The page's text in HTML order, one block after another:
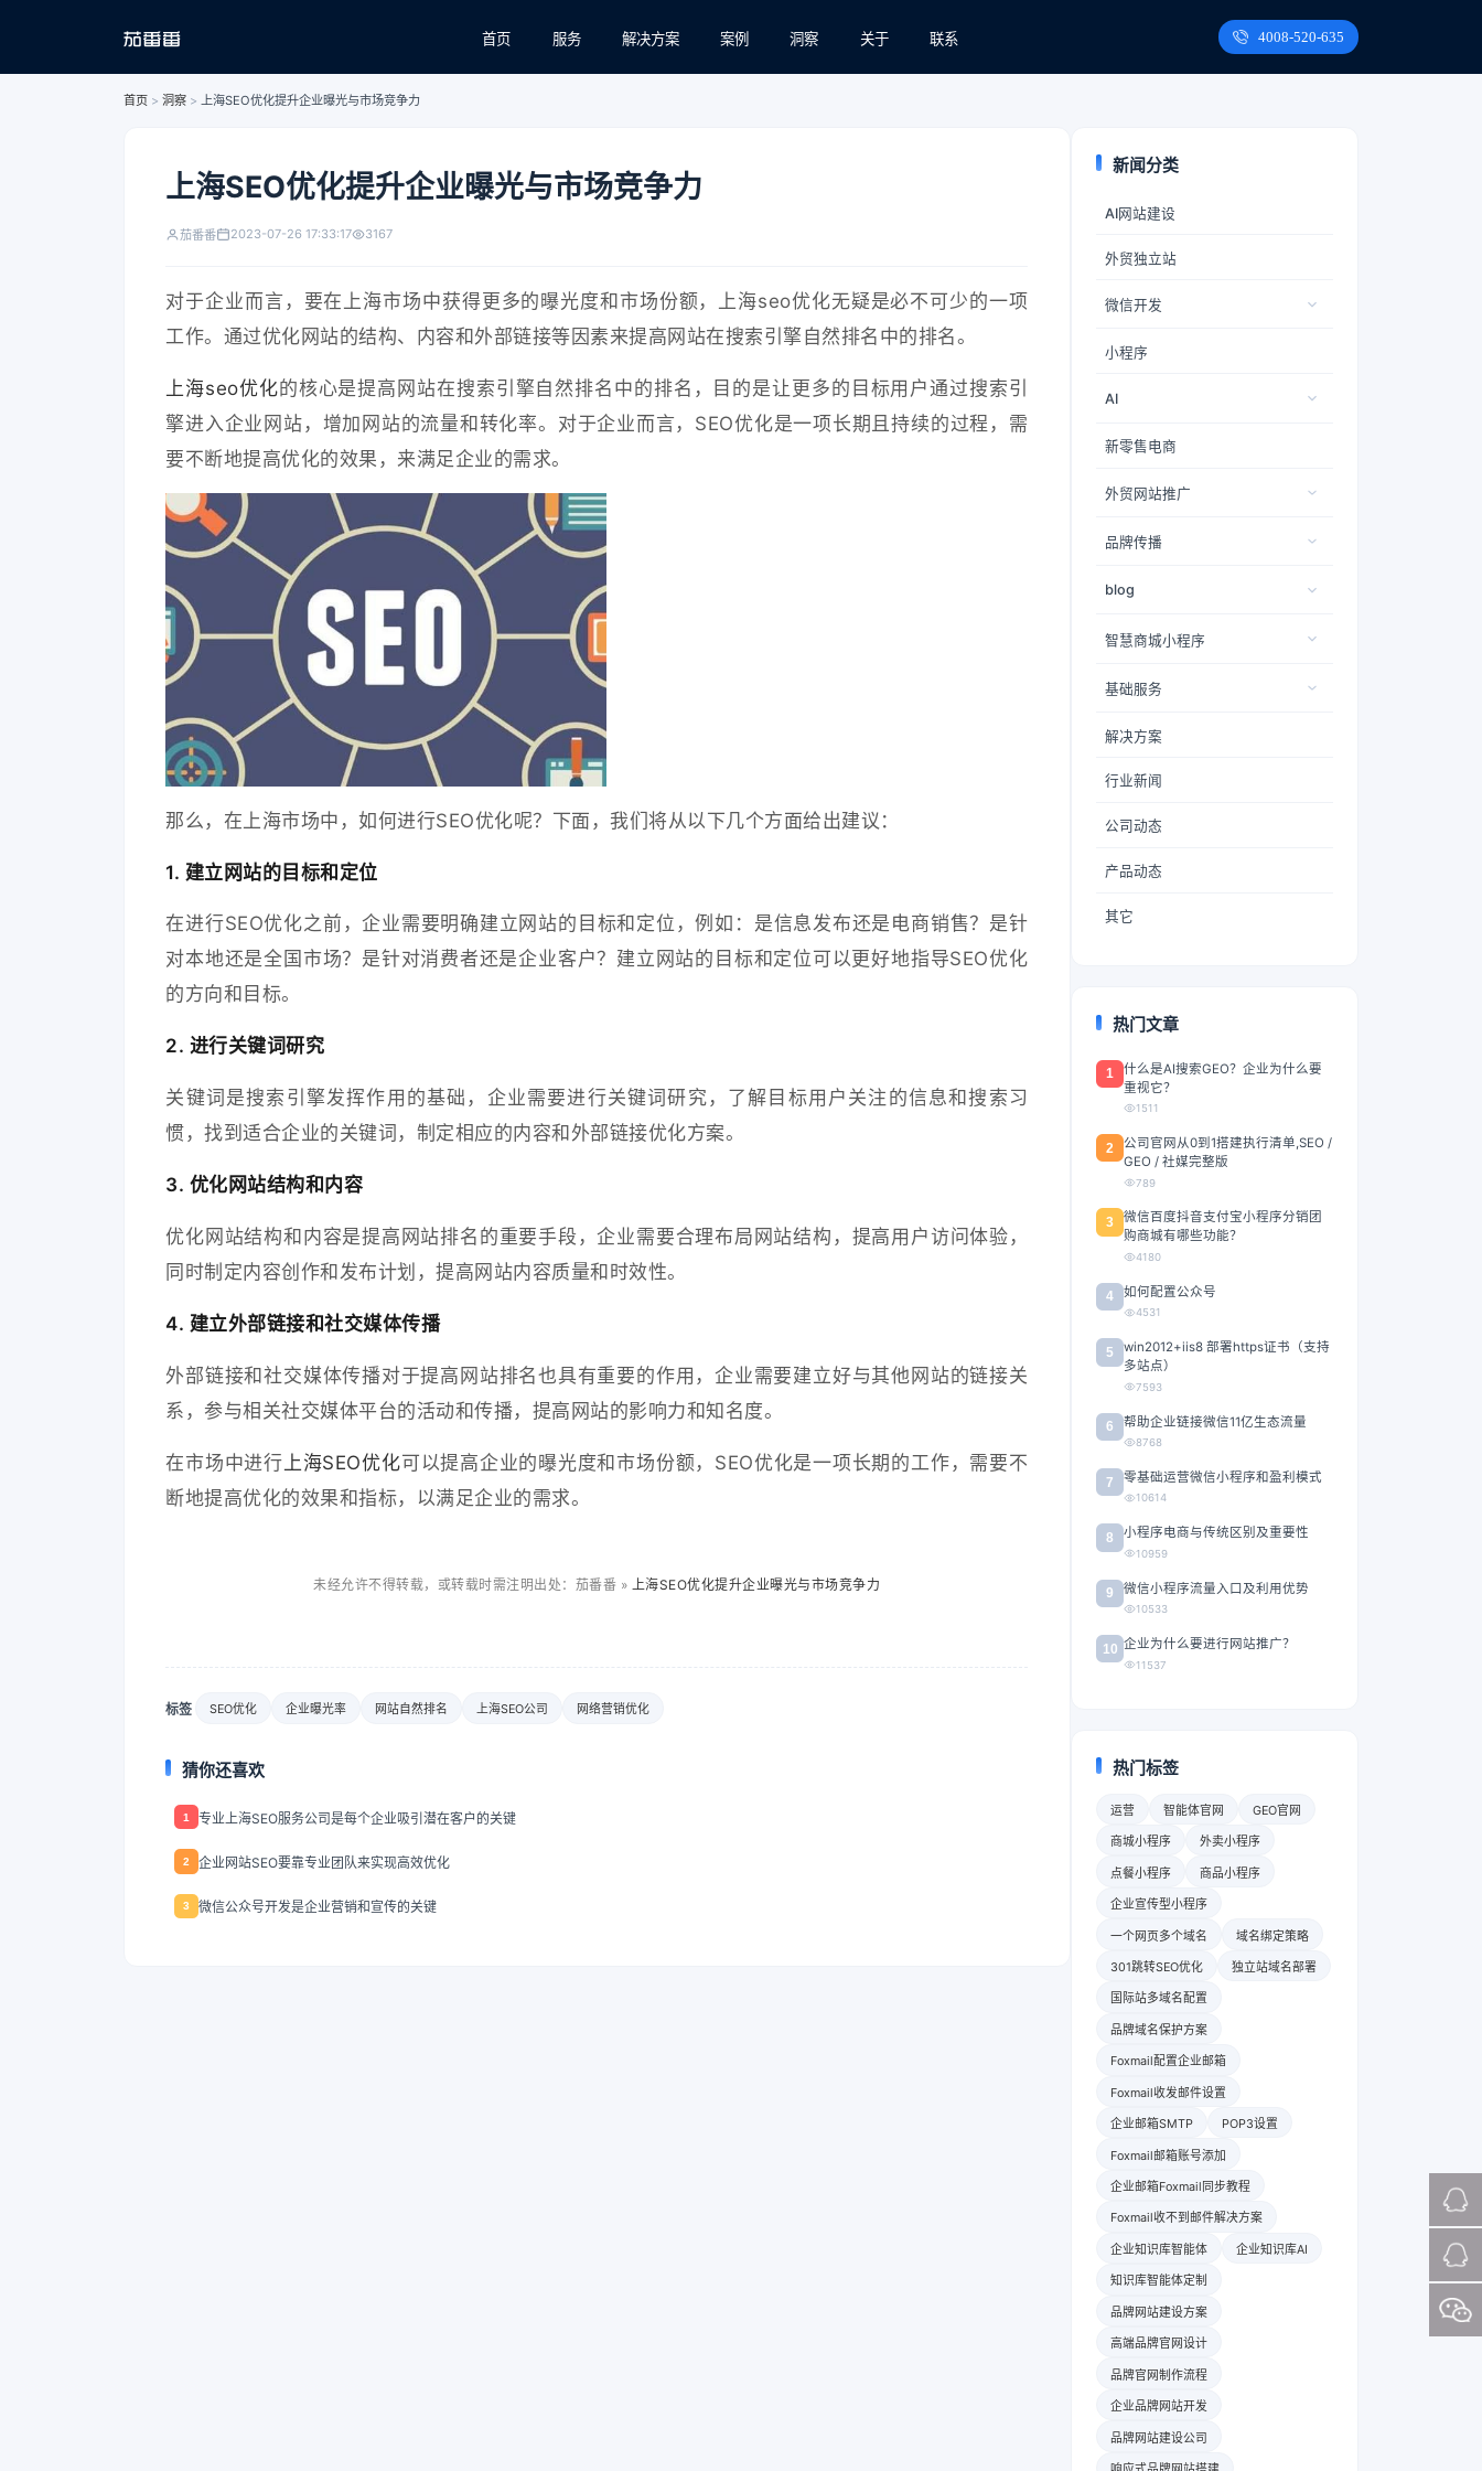
首页 服务 解决方案 案例 洞察 关于 联系 4008-520-635
首页 > 洞察 > 上海SEO优化提升企业曝光与市场竞争力
上海SEO优化提升企业曝光与市场竞争力
茄番番 2023-07-26 17:33:17 3167
对于企业而言，要在上海市场中获得更多的曝光度和市场份额，上海seo优化无疑是必不可少的一项
工作。通过优化网站的结构、内容和外部链接等因素来提高网站在搜索引擎自然排名中的排名。
上海seo优化的核心是提高网站在搜索引擎自然排名中的排名，目的是让更多的目标用户通过搜索引
擎进入企业网站，增加网站的流量和转化率。对于企业而言，SEO优化是一项长期且持续的过程，需
要不断地提高优化的效果，来满足企业的需求。
那么，在上海市场中，如何进行SEO优化呢？下面，我们将从以下几个方面给出建议：
1. 建立网站的目标和定位
在进行SEO优化之前，企业需要明确建立网站的目标和定位，例如：是信息发布还是电商销售？是针
对本地还是全国市场？是针对消费者还是企业客户？建立网站的目标和定位可以更好地指导SEO优化
的方向和目标。
2. 进行关键词研究
关键词是搜索引擎发挥作用的基础，企业需要进行关键词研究，了解目标用户关注的信息和搜索习
惯，找到适合企业的关键词，制定相应的内容和外部链接优化方案。
3. 优化网站结构和内容
优化网站结构和内容是提高网站排名的重要手段，企业需要合理布局网站结构，提高用户访问体验，
同时制定内容创作和发布计划，提高网站内容质量和时效性。
4. 建立外部链接和社交媒体传播
外部链接和社交媒体传播对于提高网站排名也具有重要的作用，企业需要建立好与其他网站的链接关
系，参与相关社交媒体平台的活动和传播，提高网站的影响力和知名度。
在市场中进行 上海SEO优化可以提高企业的曝光度和市场份额，SEO优化是一项长期的工作，需要不
断地提高优化的效果和指标，以满足企业的需求。
未经允许不得转载，或转载时需注明出处：茄番番 » 上海SEO优化提升企业曝光与市场竞争力
标签 SEO优化 企业曝光率 网站自然排名 上海SEO公司 网络营销优化
猜你还喜欢
1 专业上海SEO服务公司是每个企业吸引潜在客户的关键
2 企业网站SEO要靠专业团队来实现高效优化
3 微信公众号开发是企业营销和宣传的关键
新闻分类
AI网站建设
外贸独立站
微信开发
小程序
AI
新零售电商
外贸网站推广
品牌传播
blog
智慧商城小程序
基础服务
解决方案
行业新闻
公司动态
产品动态
其它
热门文章
1
什么是AI搜索GEO？企业为什么要
重视它？
1511
2
公司官网从0到1搭建执行清单,SEO /
GEO / 社媒完整版
789
3
微信百度抖音支付宝小程序分销团
购商城有哪些功能？
4180
4 如何配置公众号
4531
5
win2012+iis8 部署https证书（支持
多站点）
7593
6 帮助企业链接微信11亿生态流量
8768
7 零基础运营微信小程序和盈利模式
10614
8 小程序电商与传统区别及重要性
10959
9 微信小程序流量入口及利用优势
10533
10 企业为什么要进行网站推广？
11537
热门标签
运营 智能体官网 GEO官网
商城小程序 外卖小程序
点餐小程序 商品小程序
企业宣传型小程序
一个网页多个域名 域名绑定策略
301跳转SEO优化 独立站域名部署
国际站多域名配置
品牌域名保护方案
Foxmail配置企业邮箱
Foxmail收发邮件设置
企业邮箱SMTP POP3设置
Foxmail邮箱账号添加
企业邮箱Foxmail同步教程
Foxmail收不到邮件解决方案
企业知识库智能体 企业知识库AI
知识库智能体定制
品牌网站建设方案
高端品牌官网设计
品牌官网制作流程
企业品牌网站开发
品牌网站建设公司